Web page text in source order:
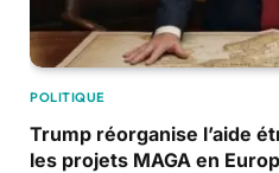
POLITIQUE
Trump réorganise l’aide
les projets MAGA en